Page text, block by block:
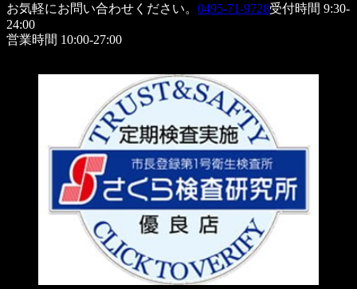
お気軽にお問い合わせください。 0495-71-9728受付時間 9:30-
24:00
営業時間 10:00-27:00